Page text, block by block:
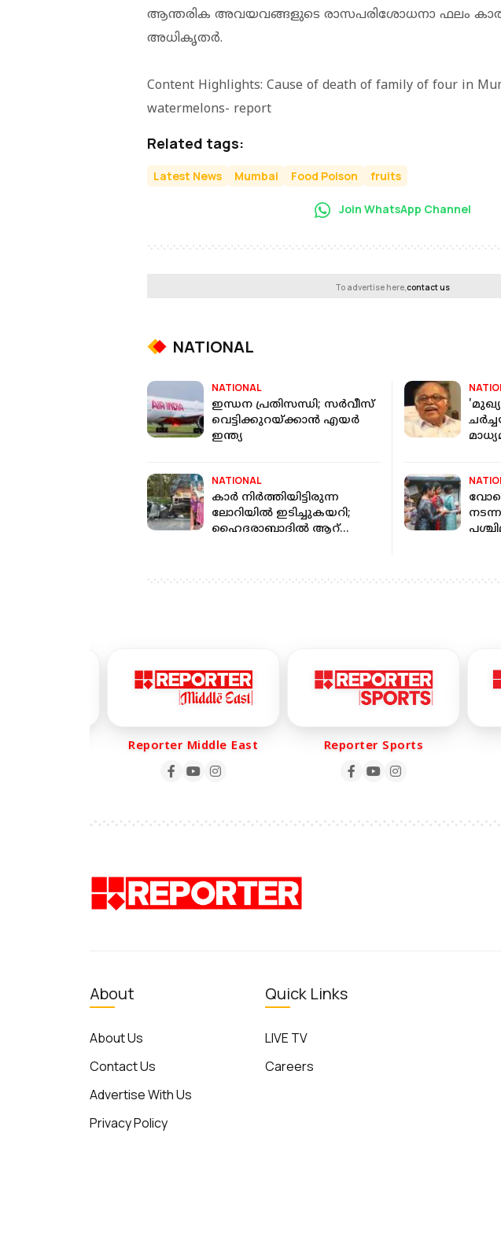
ആന്തരിക അവയവങ്ങളുടെ രാസപരിശോധനാ ഫലം
അധികൃതര്‍.
Content Highlights: Cause of death of family of four in
watermelons- report
Related tags:
Latest News Mumbai Food Poison fruits
Join WhatsApp Channel
To advertise here,contact us
NATIONAL
NATIONAL
ഇന്ധന പ്രതിസന്ധി; സര്‍വീസ്
വെട്ടിക്കുറയ്ക്കാന്‍ എയര്‍
ഇന്ത്യ
NATIONAL
കാര്‍ നിര്‍ത്തിയിട്ടിരുന്ന
ലോറിയില്‍ ഇടിച്ചുകയറി;
ഹൈദരാബാദില്‍ ആറ്
Reporter Middle East Reporter Sports
About
About Us
Contact Us
Advertise With Us
Privacy Policy
Quick Links
LIVE TV
Careers